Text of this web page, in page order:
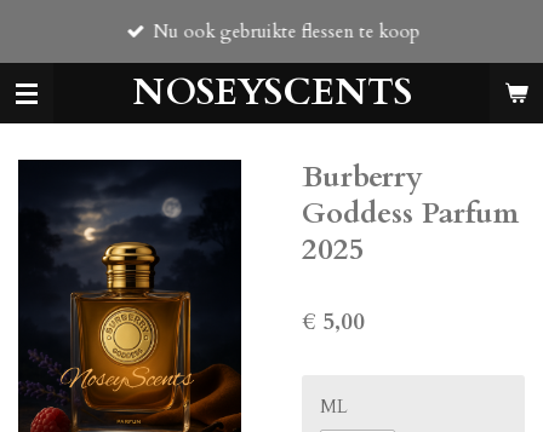
de
hoofdinhoud
NOSEYSCENTS
Nu ook gebruikte flessen te koop
Burberry
Goddess Parfum
2025
€ 5,00
ML